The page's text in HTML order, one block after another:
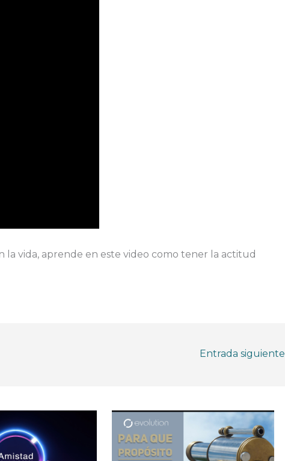
la vida, aprende en este video como tener la actitud
Entrada siguiente